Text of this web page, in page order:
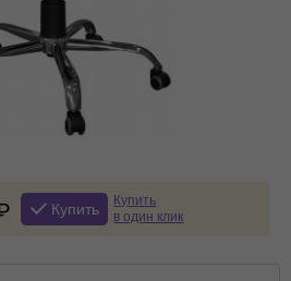
Купить
Купить
в один клик